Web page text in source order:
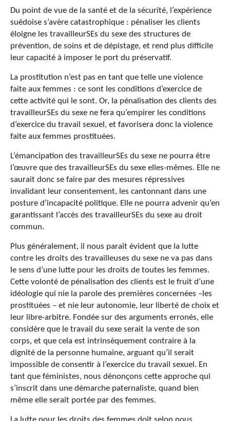
Du point de vue de la santé et de la sécurité, l’expérience
suédoise s’avère catastrophique : pénaliser les clients
éloigne les travailleurSEs du sexe des structures de
prévention, de soins et de dépistage, et rend plus difficile
leur capacité à imposer le port du préservatif.
La prostitution n’est pas en tant que telle une violence
faite aux femmes : ce sont les conditions d’exercice de
cette activité qui le sont. Or, la pénalisation des clients des
travailleurSEs du sexe ne fera qu’empirer les conditions
d’exercice du travail sexuel, et favorisera donc la violence
faite aux femmes prostituées.
L’émancipation des travailleurSEs du sexe ne pourra être
l’œuvre que des travailleurSEs du sexe elles-mêmes. Elle ne
saurait donc se faire par des mesures répressives
invalidant leur consentement, les cantonnant dans une
posture d’incapacité politique. Elle ne pourra advenir qu’en
garantissant l’accès des travailleurSEs du sexe au droit
commun.
Plus généralement, il nous paraît évident que la lutte
contre les droits des travailleuses du sexe ne va pas dans
le sens d’une lutte pour les droits de toutes les femmes.
Cette volonté de pénalisation des clients est le fruit d’une
idéologie qui nie la parole des premières concernées –les
prostituées – et nie leur autonomie, leur liberté de choix et
leur libre-arbitre. Fondée sur des arguments erronés, elle
considère que le travail du sexe serait la vente de son
corps, et que cela est intrinsèquement contraire à la
dignité de la personne humaine, arguant qu’il serait
impossible de consentir à l’exercice du travail sexuel. En
tant que féministes, nous dénonçons cette approche qui
s’inscrit dans une démarche paternaliste, quand bien
même elle serait portée par des femmes.